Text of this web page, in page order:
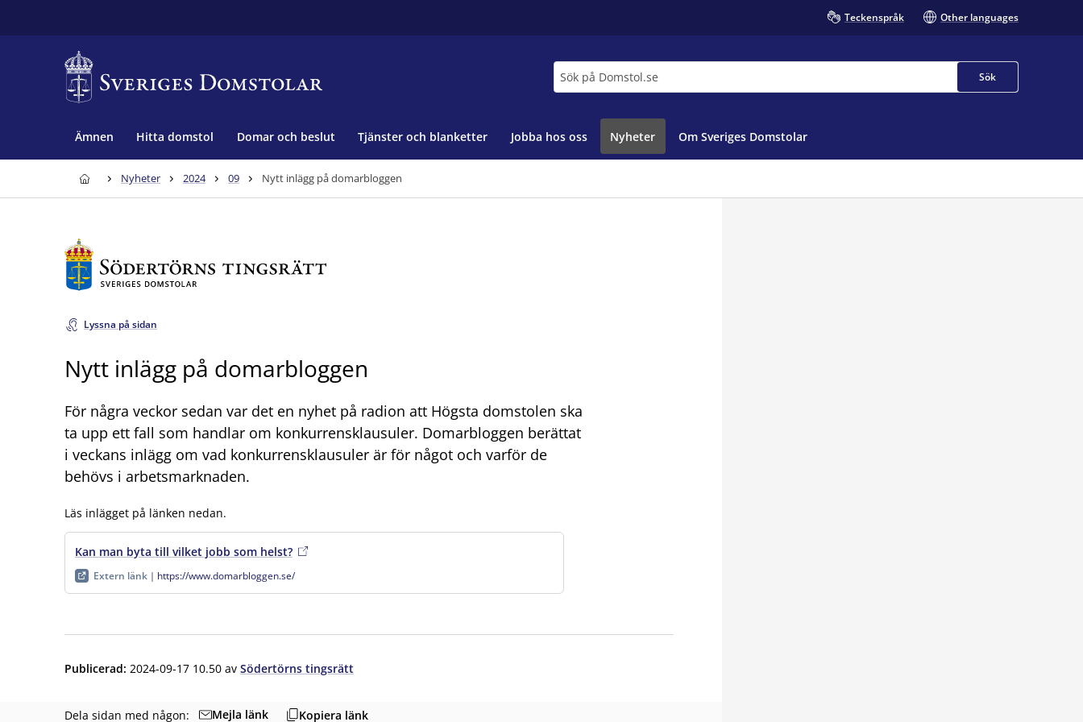
Teckenspråk Other languages
Sök
Ämnen Hitta domstol Domar och beslut Tjänster och blanketter Jobba hos oss Nyheter Om Sveriges Domstolar
Nyheter 2024 09 Nytt inlägg på domarbloggen
Lyssna på sidan
Nytt inlägg på domarbloggen
För några veckor sedan var det en nyhet på radion att Högsta domstolen ska
ta upp ett fall som handlar om konkurrensklausuler. Domarbloggen berättat
i veckans inlägg om vad konkurrensklausuler är för något och varför de
behövs i arbetsmarknaden.
Läs inlägget på länken nedan.
Kan man byta till vilket jobb som helst? , extern länk
Extern länk https://www.domarbloggen.se/
Publicerad: 2024-09-17 10.50 av Södertörns tingsrätt
Dela sidan med någon: Mejla länk Kopiera länk